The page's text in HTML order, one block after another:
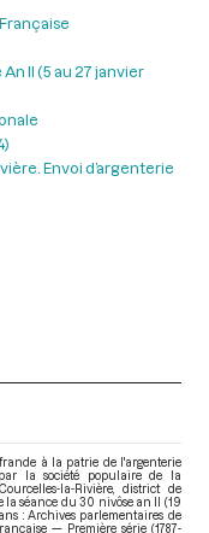
An II (5 au 27 janvier
Envoi d’argenterie
à la patrie de l'argenterie
la société populaire de la
la-Rivière, district de
la séance du 30 nivôse an II (19
: Archives parlementaires de
— Première série (1787-